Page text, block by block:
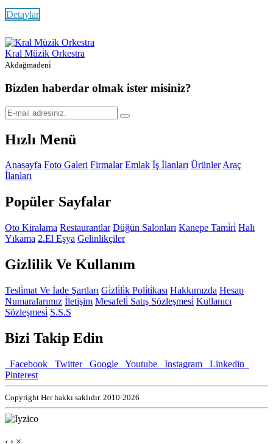
Detaylar
Kral Müzi̇k Orkestra
Akdağmadeni̇
Bizden haberdar olmak ister misiniz?
Hızlı Menü
Anasayfa Foto Galeri Firmalar Emlak İş İlanları ÜrünlerAraç
İlanları
Popüler Sayfalar
Oto Kiralama Restaurantlar Düğün Salonları Kanepe Tami̇ri̇ Halı
Yıkama 2.El Eşya Gelinlikçiler
Gizlilik Ve Kullanım
Tesli̇mat Ve İade Şartları Gi̇zli̇li̇k Poli̇ti̇kası Hakkımızda Hesap
Numaralarımız İletişim Mesafeli̇ Satış Sözleşmesi̇ Kullanıcı
Sözleşmesi̇ S.S.S
Bizi Takip Edin
Facebook Twitter Google Youtube Instagram
Linkedin
Pinterest
Copyright Her hakkı saklıdır. 2010-2026
‹ › ×